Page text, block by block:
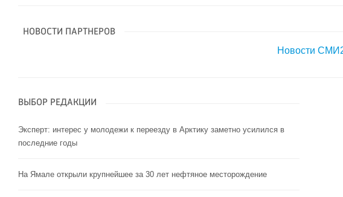
НОВОСТИ ПАРТНЕРОВ
Новости
ВЫБОР РЕДАКЦИИ
Эксперт: интерес у молодежи к переезду в Арктику заметно усилился в
последние годы
На Ямале открыли крупнейшее за 30 лет нефтяное месторождение